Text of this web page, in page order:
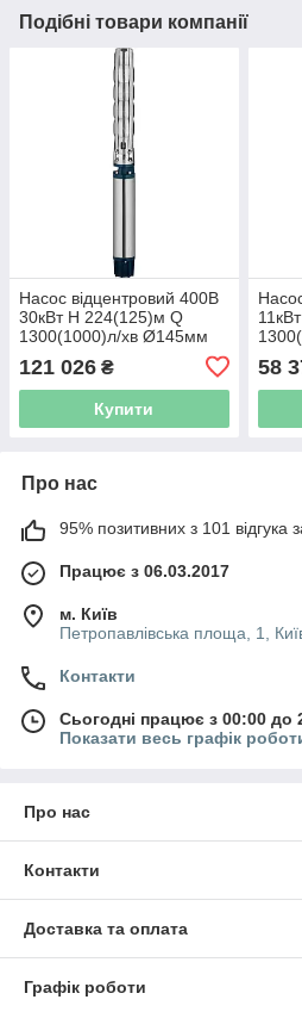
Подібні товари компанії
Насос відцентровий 400В
30кВт H 224(125)м Q
1300(1000)л/хв Ø145мм
колеса нерж сталь+пульт
(З 3х ЧАСТЕЙ) DONGYIN
6SP60-16 (7777733)
121 026 ₴
Купити
(з 3х
58
Про нас
95% позитивних з 101 відгука
Працює з 06.03.2017
м. Київ
Петропавлівська площа, 1,
Контакти
Сьогодні працює з 00:00 до
Показати весь графік
Про нас
Контакти
Доставка та оплата
Графік роботи